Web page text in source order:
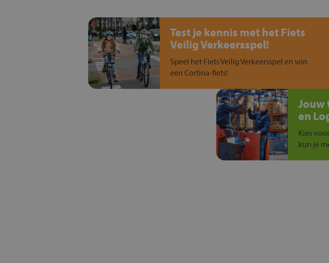
Test je kennis met het Fiets
Veilig Verkeersspel!
Speel het Fiets Veilig Verkeersspel en win
een Cortina-fiets!
Jouw
en
Kies
kun je